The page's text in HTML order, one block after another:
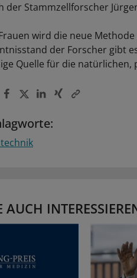
der Stammzellforscher
wird die neue
der Forscher gibt
Quelle für die